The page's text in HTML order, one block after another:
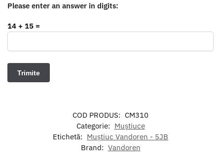
Please enter an answer in digits:
14 + 15 =
COD PRODUS: CM310
Categorie: Muștiuce
Etichetă: Muștiuc Vandoren - 5JB
Brand: Vandoren